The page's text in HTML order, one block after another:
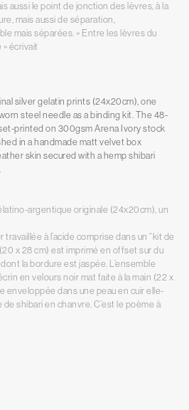
aussi le point de jonction des lèvres, à la
mais aussi de séparation,
mais séparées. « Entre les lèvres du
écrivait
silver gelatin prints (24x20cm), one
steel needle as a binding kit. The 48-
printed on 300gsm Arena Ivory stock
in a handmade matt velvet box
skin secured with a hemp shibari
argentique originale (24x20cm), un
à l’acide comprise dans un “kit de
x 28 cm) est imprimé en offset sur du
la bordure est jaspée. L’ensemble
en velours noir mat faite à la main (22 x
enveloppée dans une peau en cuir elle-
shibari en chanvre. C’est le poème à